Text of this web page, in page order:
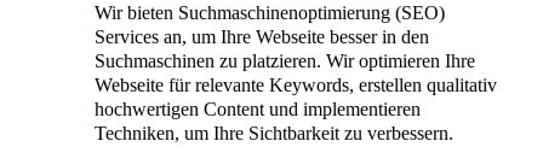
Wir bieten Suchmaschinenoptimierung (SEO)
Services an, um Ihre Webseite besser in den
Suchmaschinen zu platzieren. Wir optimieren Ihre
Webseite für relevante Keywords, erstellen qualitativ
hochwertigen Content und implementieren
Techniken, um Ihre Sichtbarkeit zu verbessern.